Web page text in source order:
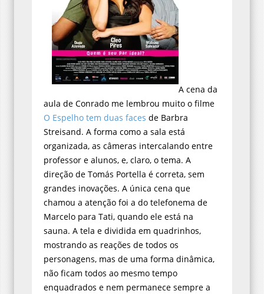
A cena da
aula de Conrado me lembrou muito o filme
O Espelho tem duas faces de Barbra
Streisand. A forma como a sala está
organizada, as câmeras intercalando entre
professor e alunos, e, claro, o tema. A
direção de Tomás Portella é correta, sem
grandes inovações. A única cena que
chamou a atenção foi a do telefonema de
Marcelo para Tati, quando ele está na
sauna. A tela e dividida em quadrinhos,
mostrando as reações de todos os
personagens, mas de uma forma dinâmica,
não ficam todos ao mesmo tempo
enquadrados e nem permanece sempre a